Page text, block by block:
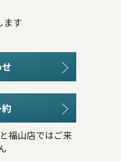
ます
福山店ではご来